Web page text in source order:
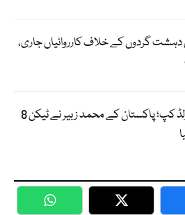
گردوں کے خلاف کارروائیاں جاری،
ای اسپورٹس ورلڈ کپ؛ پاکستان کے محمد زبیر نے ٹیکن 8
WhatsApp Twitter